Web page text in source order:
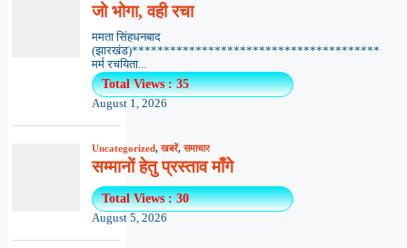
जो भोगा, वही रचा
ममता सिंहधनबाद
(झारखंड)***************************************
मर्म रचयिता...
Total Views : 35
August 1, 2026
Uncategorized,खबरें,समाचार
सम्मानों हेतु प्रस्ताव माँगे
Total Views : 30
August 5, 2026